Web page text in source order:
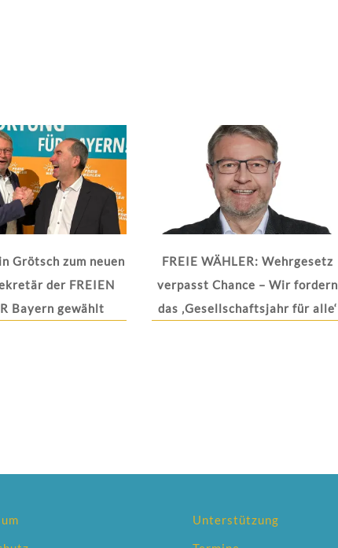
Grötsch zum neuen
der FREIEN
Bayern gewählt
FREIE WÄHLER: Wehrgesetz
verpasst Chance – Wir fordern
das ‚Gesellschaftsjahr für alle‘
Unterstützung